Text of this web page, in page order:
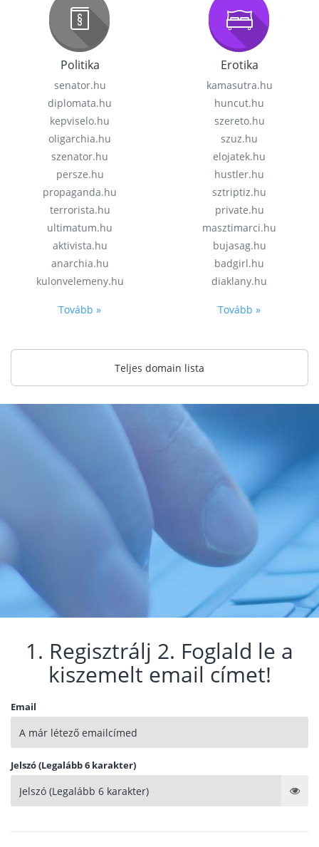
Politika
senator.hu
diplomata.hu
kepviselo.hu
oligarchia.hu
szenator.hu
persze.hu
propaganda.hu
terrorista.hu
ultimatum.hu
aktivista.hu
anarchia.hu
kulonvelemeny.hu
Tovább »
Erotika
kamasutra.hu
huncut.hu
szereto.hu
szuz.hu
elojatek.hu
hustler.hu
sztriptiz.hu
private.hu
masztimarci.hu
bujasag.hu
badgirl.hu
diaklany.hu
Tovább »
Teljes domain lista
1. Regisztrálj 2. Foglald le a
kiszemelt email címet!
Email
Jelszó (Legalább 6 karakter)